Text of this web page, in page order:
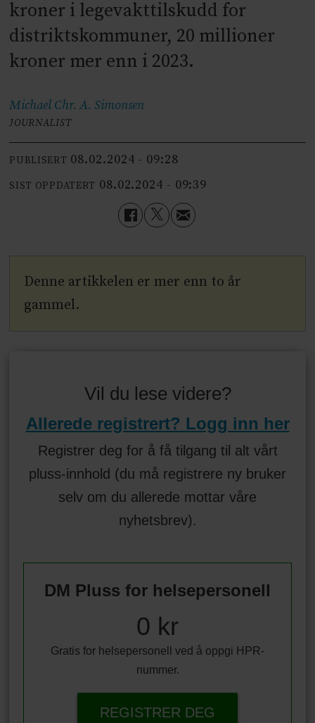
kroner i legevakttilskudd for
distriktskommuner, 20 millioner
kroner mer enn i 2023.
Michael Chr. A. Simonsen
JOURNALIST
PUBLISERT 08.02.2024 - 09:28
SIST OPPDATERT 08.02.2024 - 09:39
Denne artikkelen er mer enn to år
gammel.
Vil du lese videre?
Allerede registrert? Logg inn her
Registrer deg for å få tilgang til alt vårt
pluss-innhold (du må registrere ny bruker
selv om du allerede mottar våre
nyhetsbrev).
DM Pluss for helsepersonell
0 kr
Gratis for helsepersonell ved å oppgi HPR-
nummer.
REGISTRER DEG